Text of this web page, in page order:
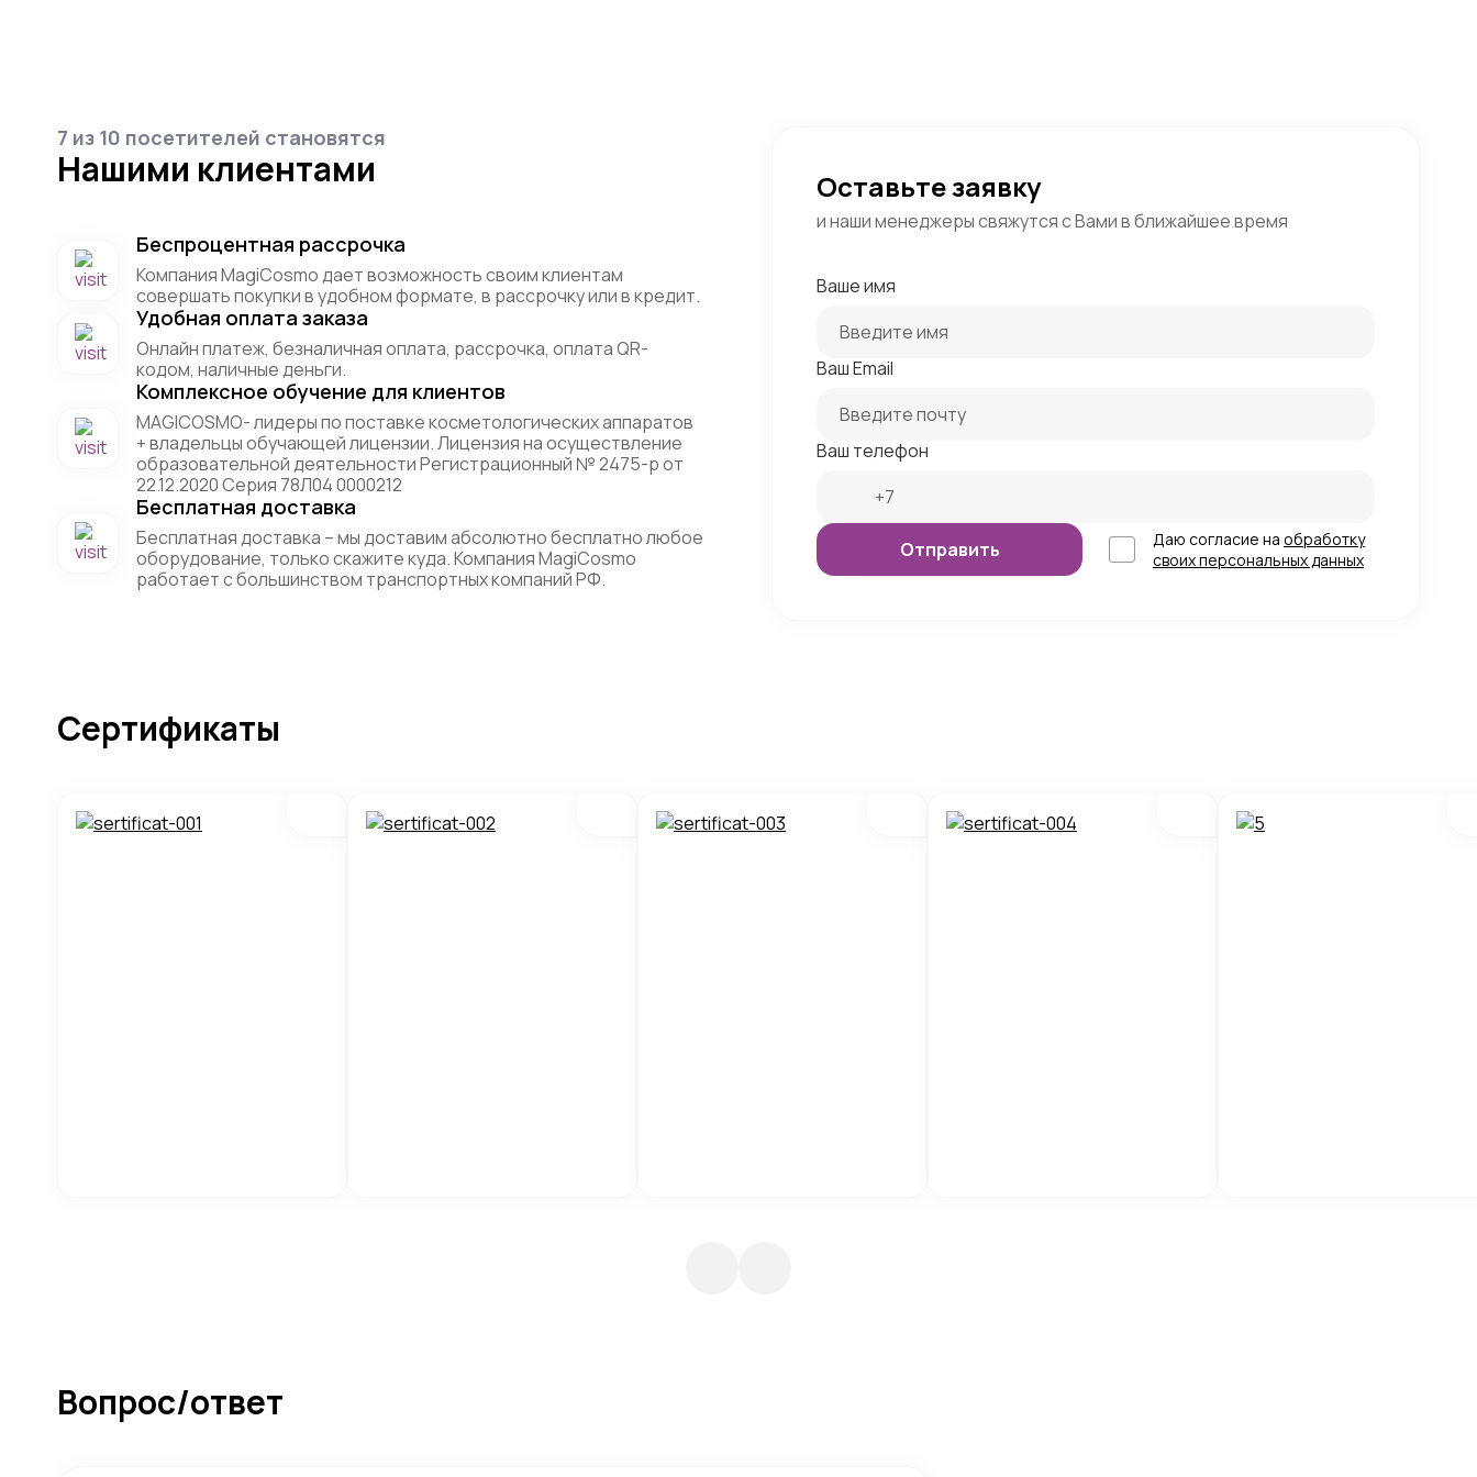
7 из 10 посетителей становятся
Нашими клиентами
Беспроцентная рассрочка
Компания MagiCosmo дает возможность своим клиентам
совершать покупки в удобном формате, в рассрочку или в кредит.
Удобная оплата заказа
Онлайн платеж, безналичная оплата, рассрочка, оплата QR-
кодом, наличные деньги.
Комплексное обучение для клиентов
MAGICOSMO- лидеры по поставке косметологических аппаратов
+ владельцы обучающей лицензии. Лицензия на осуществление
образовательной деятельности Регистрационный № 2475-р от
22.12.2020 Серия 78Л04 0000212
Бесплатная доставка
Бесплатная доставка – мы доставим абсолютно бесплатно любое
оборудование, только скажите куда. Компания MagiCosmo
работает с большинством транспортных компаний РФ.
Оставьте заявку
и наши менеджеры свяжутся с Вами в ближайшее время
Ваше имя
Ваш Email
Ваш телефон
Даю согласие на обработку
своих персональных данных
Сертификаты
Вопрос/ответ